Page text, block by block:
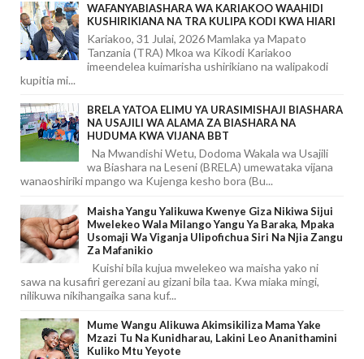
WAFANYABIASHARA WA KARIAKOO WAAHIDI
KUSHIRIKIANA NA TRA KULIPA KODI KWA HIARI
Kariakoo, 31 Julai, 2026 Mamlaka ya Mapato
Tanzania (TRA) Mkoa wa Kikodi Kariakoo
imeendelea kuimarisha ushirikiano na walipakodi
kupitia mi...
BRELA YATOA ELIMU YA URASIMISHAJI BIASHARA
NA USAJILI WA ALAMA ZA BIASHARA NA
HUDUMA KWA VIJANA BBT
Na Mwandishi Wetu, Dodoma Wakala wa Usajili
wa Biashara na Leseni (BRELA) umewataka vijana
wanaoshiriki mpango wa Kujenga kesho bora (Bu...
Maisha Yangu Yalikuwa Kwenye Giza Nikiwa Sijui
Mwelekeo Wala Milango Yangu Ya Baraka, Mpaka
Usomaji Wa Viganja Ulipofichua Siri Na Njia Zangu
Za Mafanikio
Kuishi bila kujua mwelekeo wa maisha yako ni
sawa na kusafiri gerezani au gizani bila taa. Kwa miaka mingi,
nilikuwa nikihangaika sana kuf...
Mume Wangu Alikuwa Akimsikiliza Mama Yake
Mzazi Tu Na Kunidharau, Lakini Leo Ananithamini
Kuliko Mtu Yeyote